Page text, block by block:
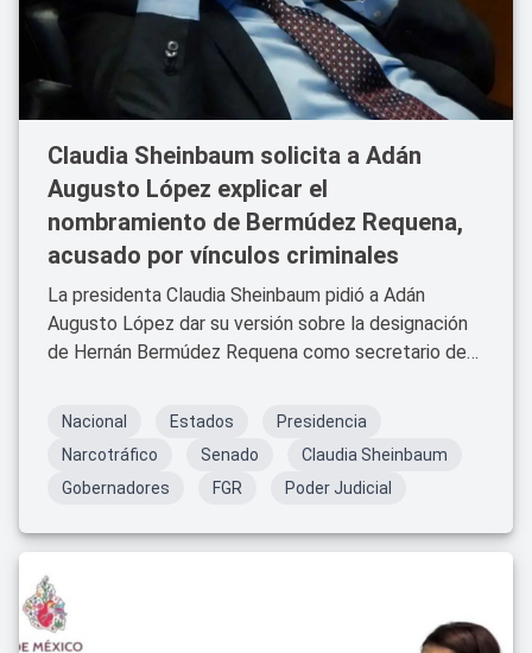
Claudia Sheinbaum solicita a Adán
Augusto López explicar el
nombramiento de Bermúdez Requena,
acusado por vínculos criminales
La presidenta Claudia Sheinbaum pidió a Adán
Augusto López dar su versión sobre la designación
de Hernán Bermúdez Requena como secretario de
vínculos con el crimen organizado.
Nacional Estados
Presidencia
Narcotráfico
Senado
Claudia Sheinbaum
Gobernadores
FGR Poder Judicial